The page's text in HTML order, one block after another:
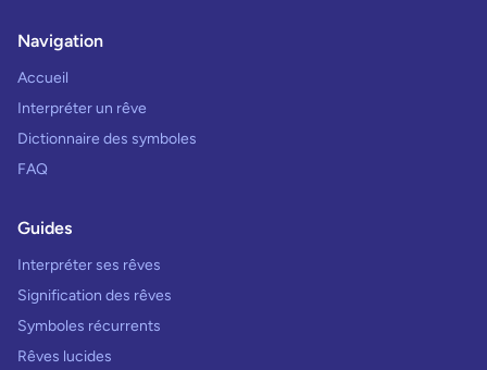
Navigation
Accueil
Interpréter un rêve
Dictionnaire des symboles
FAQ
Guides
Interpréter ses rêves
Signification des rêves
Symboles récurrents
Rêves lucides